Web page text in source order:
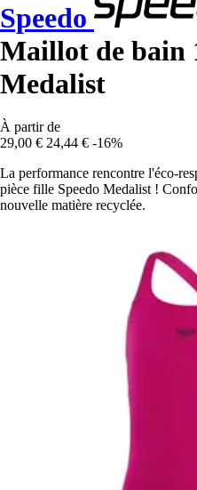
Speedo
Maillot de bain
Medalist
À partir de
29,00 € 24,44 € -16%
La performance rencontre l'éco-
pièce fille Speedo Medalist !
nouvelle matière recyclée.